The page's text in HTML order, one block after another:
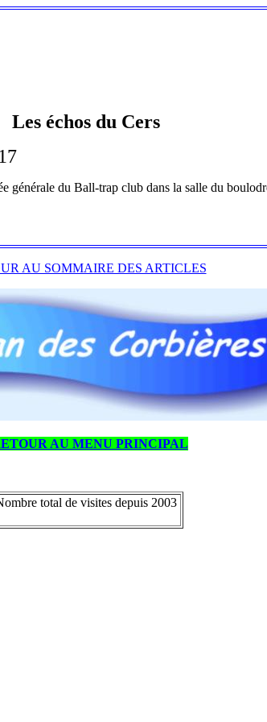
Les échos du Cers
générale du Ball-trap club dans la salle du
AU SOMMAIRE DES ARTICLES
AU MENU PRINCIPAL
total de visites depuis 2003